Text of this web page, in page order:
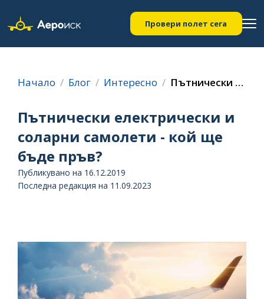
Провери полет сега
Начало Блог Интересно Пътнически електрически и соларни самолети - кой ще бъде пръв?
Пътнически електрически и
соларни самолети - кой ще
бъде пръв?
Публикувано на 16.12.2019
Последна редакция на 11.09.2023